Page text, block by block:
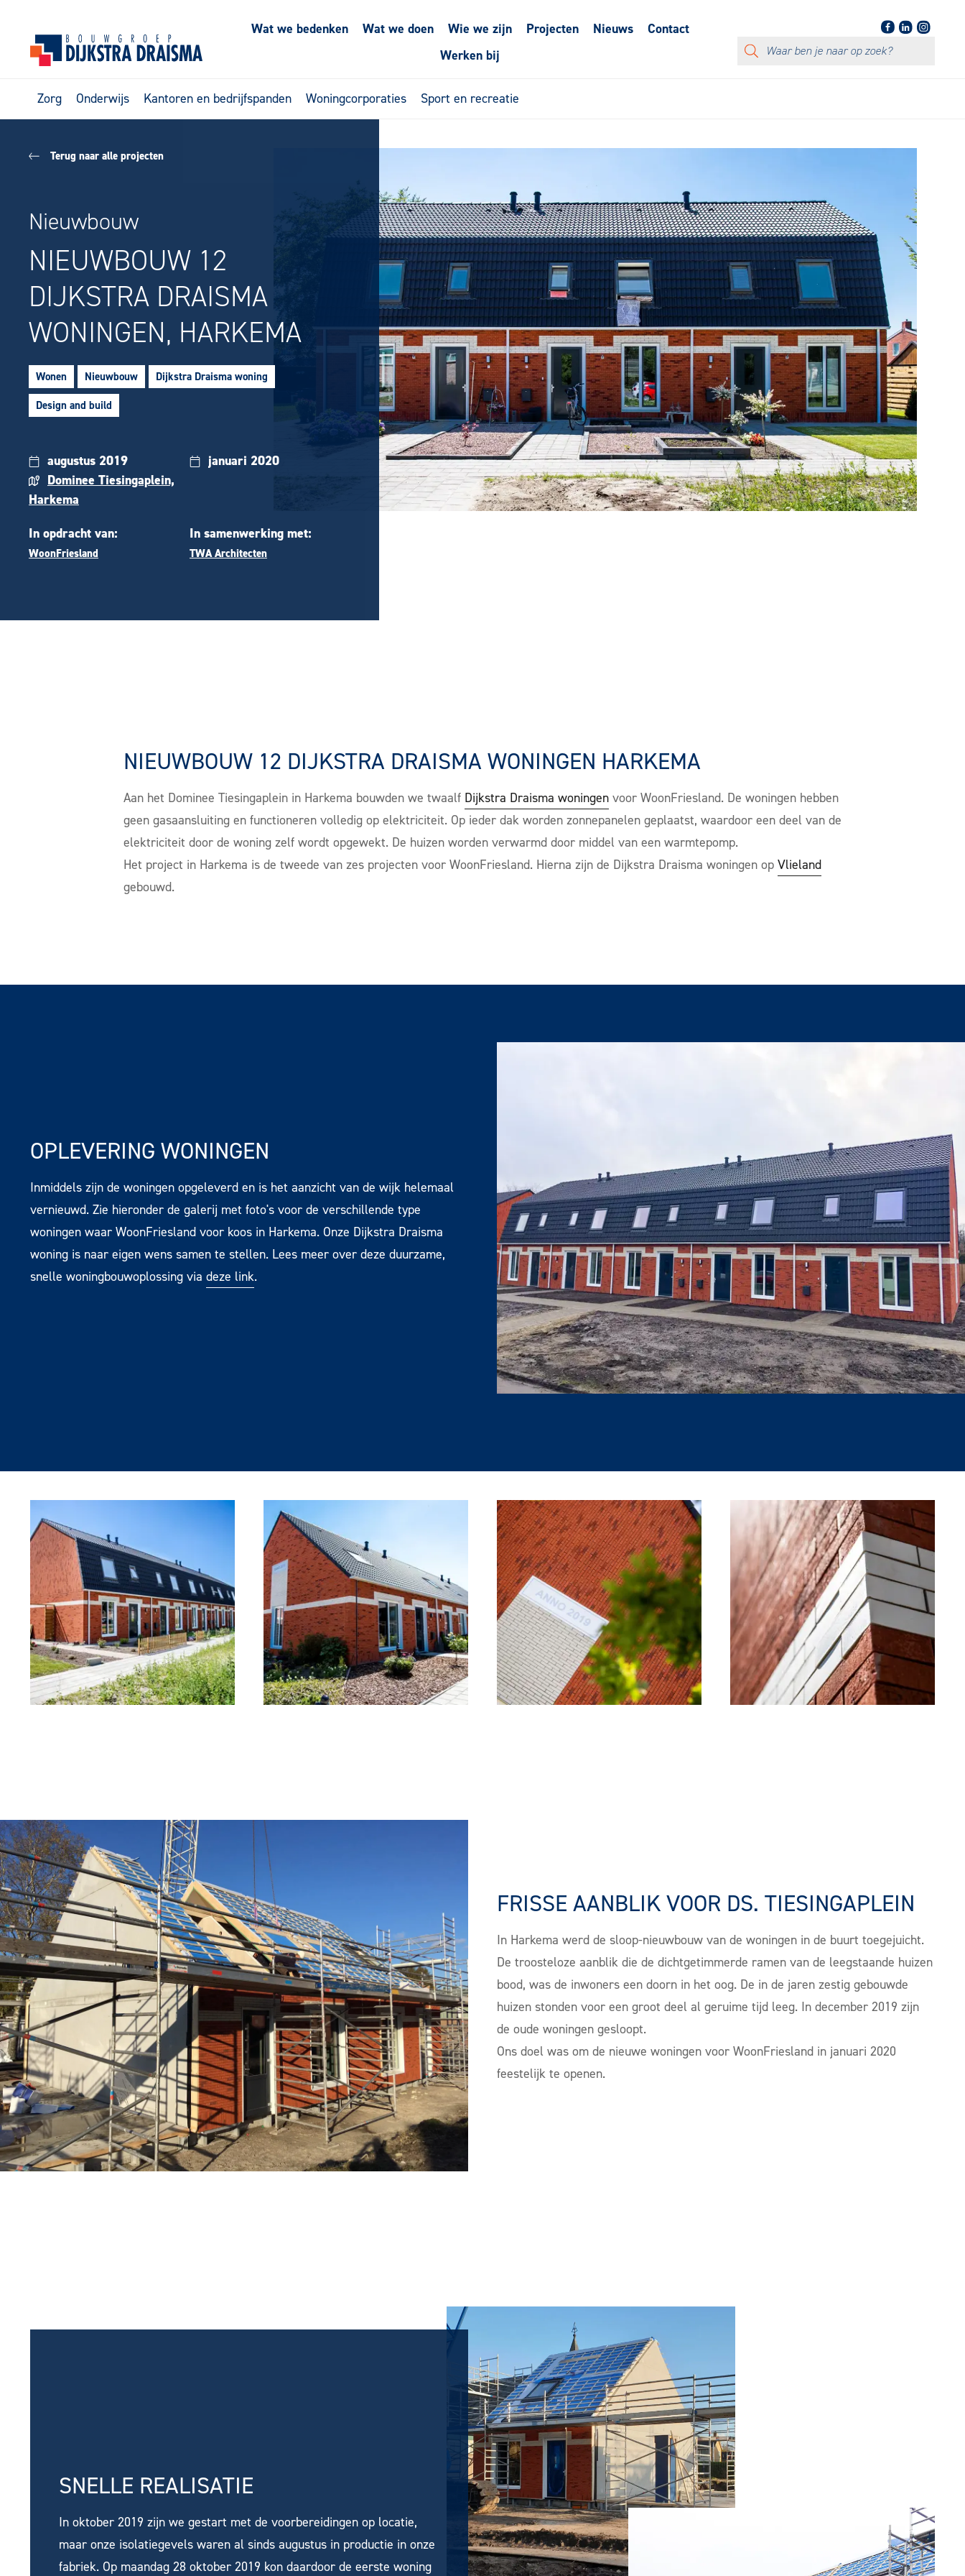
Wat we bedenken Wat we doen Wie we zijn Projecten Nieuws
Contact
Werken bij
Zorg Onderwijs Kantoren en bedrijfspanden Woningcorporaties Sport en recreatie
Terug naar alle projecten
Nieuwbouw
NIEUWBOUW 12
DIJKSTRA DRAISMA
WONINGEN, HARKEMA
Wonen Nieuwbouw
Dijkstra Draisma woning
Design and build
augustus 2019
januari 2020
Dominee Tiesingaplein,
Harkema
In opdracht van:
WoonFriesland
In samenwerking met:
TWA Architecten
NIEUWBOUW 12 DIJKSTRA DRAISMA WONINGEN HARKEMA
Aan het Dominee Tiesingaplein in Harkema bouwden we twaalf Dijkstra Draisma woningen voor WoonFriesland. De woningen hebben
geen gasaansluiting en functioneren volledig op elektriciteit. Op ieder dak worden zonnepanelen geplaatst, waardoor een deel van de
elektriciteit door de woning zelf wordt opgewekt. De huizen worden verwarmd door middel van een warmtepomp.
Het project in Harkema is de tweede van zes projecten voor WoonFriesland. Hierna zijn de Dijkstra Draisma woningen op Vlieland
gebouwd.
OPLEVERING WONINGEN
Inmiddels zijn de woningen opgeleverd en is het aanzicht van de wijk helemaal
vernieuwd. Zie hieronder de galerij met foto's voor de verschillende type
woningen waar WoonFriesland voor koos in Harkema. Onze Dijkstra Draisma
woning is naar eigen wens samen te stellen. Lees meer over deze duurzame,
snelle woningbouwoplossing via deze link.
FRISSE AANBLIK VOOR DS. TIESINGAPLEIN
In Harkema werd de sloop-nieuwbouw van de woningen in de buurt toegejuicht.
De troosteloze aanblik die de dichtgetimmerde ramen van de leegstaande huizen
bood, was de inwoners een doorn in het oog. De in de jaren zestig gebouwde
huizen stonden voor een groot deel al geruime tijd leeg. In december 2019 zijn
de oude woningen gesloopt.
Ons doel was om de nieuwe woningen voor WoonFriesland in januari 2020
feestelijk te openen.
SNELLE REALISATIE
In oktober 2019 zijn we gestart met de voorbereidingen op locatie,
maar onze isolatiegevels waren al sinds augustus in productie in onze
fabriek. Op maandag 28 oktober 2019 kon daardoor de eerste woning